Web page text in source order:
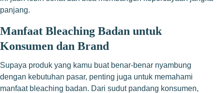
panjang.
Manfaat Bleaching Badan untuk
Konsumen dan Brand
Supaya produk yang kamu buat benar-benar nyambung
dengan kebutuhan pasar, penting juga untuk memahami
manfaat bleaching badan. Dari sudut pandang konsumen,